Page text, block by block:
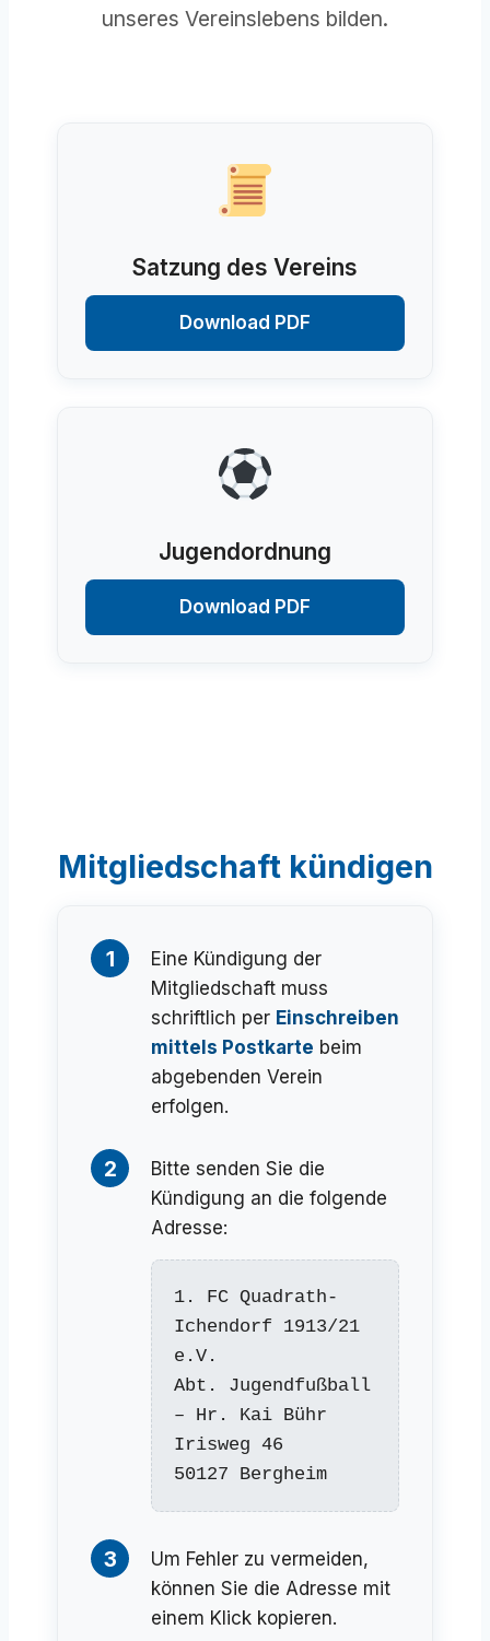
unseres Vereinslebens bilden.
Satzung des Vereins
Download PDF
Jugendordnung
Download PDF
Mitgliedschaft kündigen
1
Eine Kündigung der
Mitgliedschaft muss
schriftlich per Einschreiben
mittels Postkarte beim
abgebenden Verein
erfolgen.
2
Bitte senden Sie die
Kündigung an die folgende
Adresse:
1. FC Quadrath-
Ichendorf 1913/21
e.V.
Abt. Jugendfußball
– Hr. Kai Bühr
Irisweg 46
50127 Bergheim
3
Um Fehler zu vermeiden,
können Sie die Adresse mit
einem Klick kopieren.